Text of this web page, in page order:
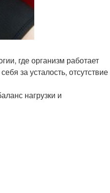
где организм работает
за усталость, отсутствие
нагрузки и